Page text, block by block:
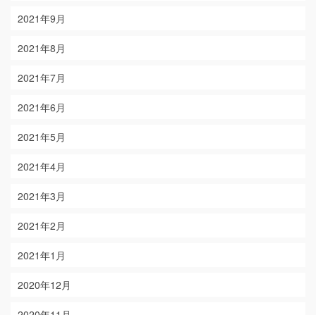
2021年9月
2021年8月
2021年7月
2021年6月
2021年5月
2021年4月
2021年3月
2021年2月
2021年1月
2020年12月